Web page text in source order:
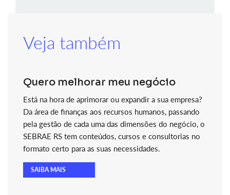
Veja também
Quero melhorar meu negócio
Está na hora de aprimorar ou expandir a sua empresa?
Da área de finanças aos recursos humanos, passando
pela gestão de cada uma das dimensões do negócio, o
SEBRAE RS tem conteúdos, cursos e consultorias no
formato certo para as suas necessidades.
SAIBA MAIS